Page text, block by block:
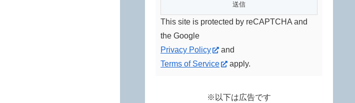
This site is protected by reCAPTCHA and
the Google
Privacy Policy
and
Terms of Service
apply.
※以下は広告です